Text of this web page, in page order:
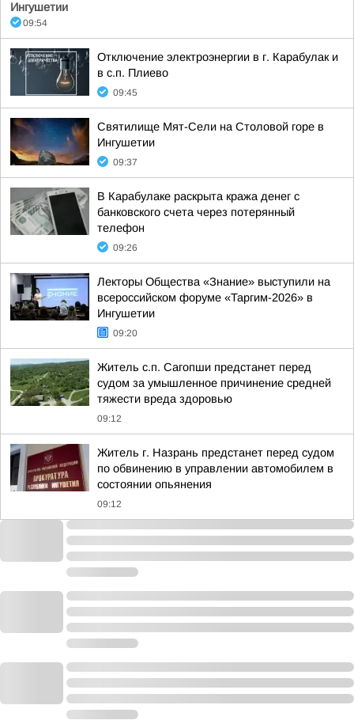
Ингушетии
09:54
Отключение электроэнергии в г. Карабулак и
в с.п. Плиево
09:45
Святилище Мят-Сели на Столовой горе в
Ингушетии
09:37
В Карабулаке раскрыта кража денег с
банковского счета через потерянный
телефон
09:26
Лекторы Общества «Знание» выступили на
всероссийском форуме «Таргим-2026» в
Ингушетии
09:20
Житель с.п. Сагопши предстанет перед
судом за умышленное причинение средней
тяжести вреда здоровью
09:12
Житель г. Назрань предстанет перед судом
по обвинению в управлении автомобилем в
состоянии опьянения
09:12